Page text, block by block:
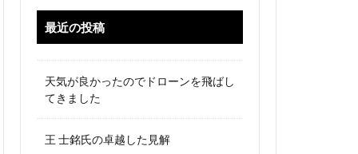
最近の投稿
天気が良かったのでドローンを飛ばし
てきました
王 士銘氏の卓越した見解